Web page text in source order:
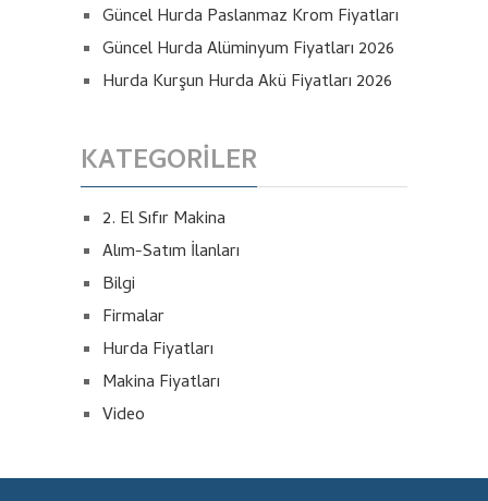
Güncel Hurda Paslanmaz Krom Fiyatları
Güncel Hurda Alüminyum Fiyatları 2026
Hurda Kurşun Hurda Akü Fiyatları 2026
KATEGORILER
2. El Sıfır Makina
Alım-Satım İlanları
Bilgi
Firmalar
Hurda Fiyatları
Makina Fiyatları
Video